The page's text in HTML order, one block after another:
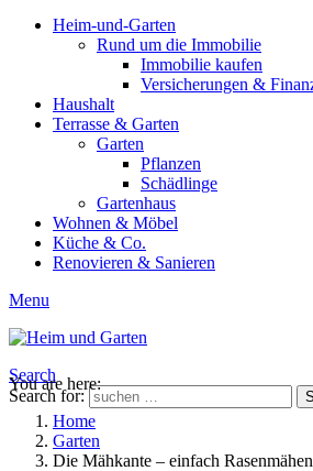
Heim-und-Garten
Rund um die Immobilie
Immobilie kaufen
Versicherungen &
Haushalt
Terrasse & Garten
Garten
Pflanzen
Schädlinge
Gartenhaus
Wohnen & Möbel
Küche & Co.
Renovieren & Sanieren
Menu
Search
Search for:
You are here:
Home
Garten
Die Mähkante – einfach Rasenmähen